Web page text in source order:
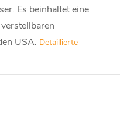
Es beinhaltet eine
USA. Detaillierte